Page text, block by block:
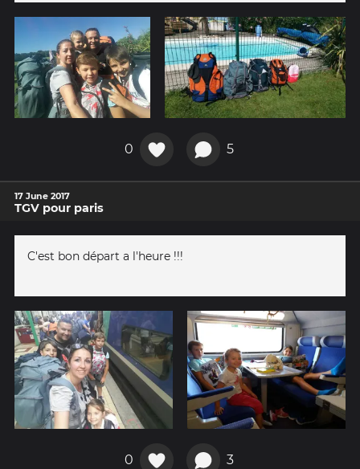
0 5
17 June 2017
TGV pour paris
C'est bon départ a l'heure !!!
0 3